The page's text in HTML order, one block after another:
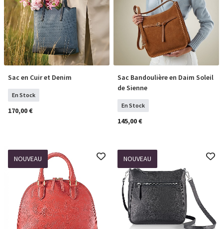
COMMANDER
Sac en Cuir et Denim
En Stock
170,00 €
COMMANDER
Sac Bandoulière en Daim Soleil
de Sienne
En Stock
145,00 €
NOUVEAU NOUVEAU